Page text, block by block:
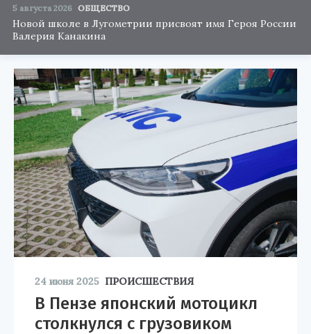
5 августа 2026 ОБЩЕСТВО
Новой школе в Лугометрии присвоят имя Героя России
Валерия Канакина
24 июня 2025 ПРОИСШЕСТВИЯ
В Пензе японский мотоцикл
столкнулся с грузовиком